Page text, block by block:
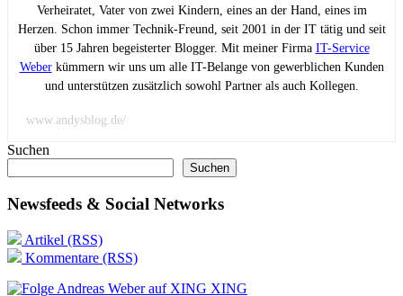
Verheiratet, Vater von zwei Kindern, eines an der Hand, eines im
Herzen. Schon immer Technik-Freund, seit 2001 in der IT tätig und seit
über 15 Jahren begeisterter Blogger. Mit meiner Firma IT-Service
Weberkümmern wir uns um alle IT-Belange von gewerblichen Kunden
und unterstützen zusätzlich sowohl Partner als auch Kollegen.
www.andysblog.de/
Suchen
Suchen
Newsfeeds & Social Networks
Artikel (RSS)
Kommentare (RSS)
XING